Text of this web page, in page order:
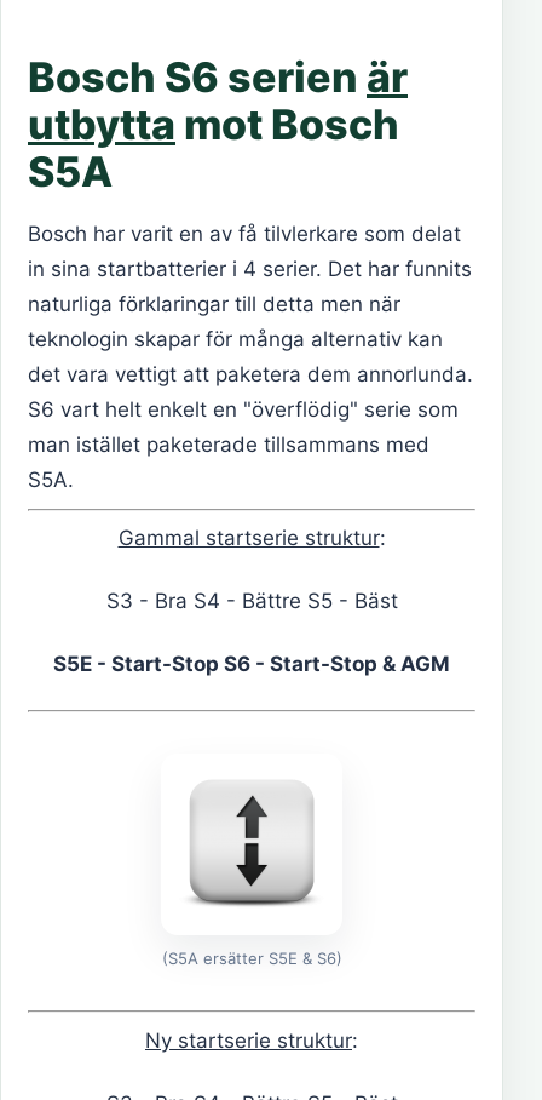
Bosch S6 serien är
utbytta mot Bosch
S5A
Bosch har varit en av få tilvlerkare som delat
in sina startbatterier i 4 serier. Det har funnits
naturliga förklaringar till detta men när
teknologin skapar för många alternativ kan
det vara vettigt att paketera dem annorlunda.
S6 vart helt enkelt en "överflödig" serie som
man istället paketerade tillsammans med
S5A.
Gammal startserie struktur:
S3 - Bra S4 - Bättre S5 - Bäst
S5E - Start-Stop S6 - Start-Stop & AGM
(S5A ersätter S5E & S6)
Ny startserie struktur: